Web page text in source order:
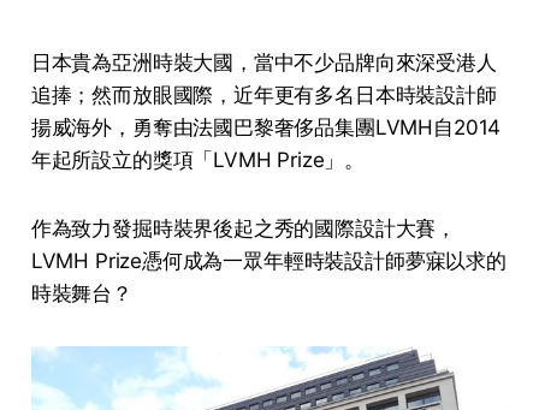
日本貴為亞洲時裝大國，當中不少品牌向來深受港人
追捧；然而放眼國際，近年更有多名日本時裝設計師
揚威海外，勇奪由法國巴黎奢侈品集團LVMH自2014
年起所設立的獎項「LVMH Prize」。
作為致力發掘時裝界後起之秀的國際設計大賽，
LVMH Prize憑何成為一眾年輕時裝設計師夢寐以求的
時裝舞台？